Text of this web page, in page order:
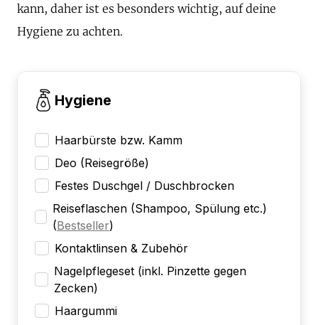
kann, daher ist es besonders wichtig, auf deine
Hygiene zu achten.
Hygiene
Haarbürste bzw. Kamm
Deo (Reisegröße)
Festes Duschgel / Duschbrocken
Reiseflaschen (Shampoo, Spülung etc.)
(Bestseller)
Kontaktlinsen & Zubehör
Nagelpflegeset (inkl. Pinzette gegen
Zecken)
Haargummi